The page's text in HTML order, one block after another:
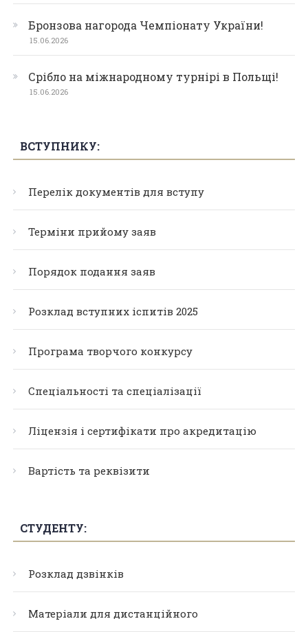
Бронзова нагорода Чемпіонату України!
15.06.2026
Срібло на міжнародному турнірі в Польщі!
15.06.2026
ВСТУПНИКУ:
Перелік документів для вступу
Терміни прийому заяв
Порядок подання заяв
Розклад вступних іспитів 2025
Програма творчого конкурсу
Спеціальності та спеціалізації
Ліцензія і сертифікати про акредитацію
Вартість та реквізити
СТУДЕНТУ:
Розклад дзвінків
Матеріали для дистанційного